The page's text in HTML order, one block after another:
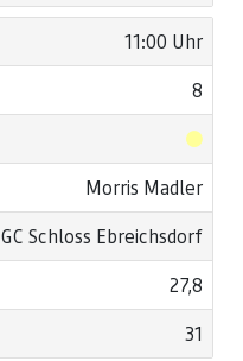
11:00 Uhr
8
Morris Madler
GC Schloss Ebreichsdorf
27,8
31